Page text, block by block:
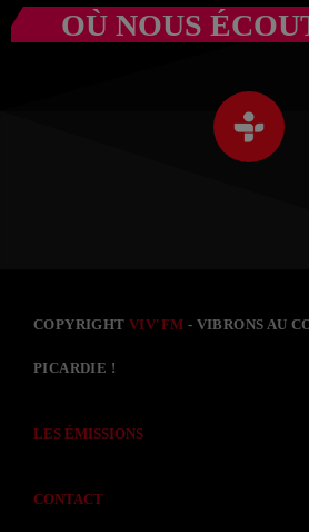
OÙ NOUS
COPYRIGHTVIV'FM - VIBRONS AU
PICARDIE !
LES ÉMISSIONS
CONTACT